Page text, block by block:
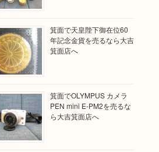
箕面で天皇陛下御在位60
年記念金貨を売るなら大吉
箕面店へ
箕面でOLYMPUS カメラ
PEN mini E-PM2を売るな
ら大吉箕面店へ